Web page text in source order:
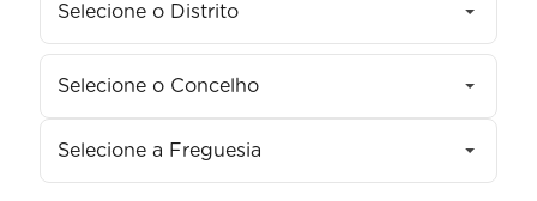
Selecione o Distrito
Selecione o Concelho
Selecione a Freguesia